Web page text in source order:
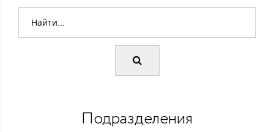
Подразделения